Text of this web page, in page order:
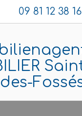
09 81 12 38 16